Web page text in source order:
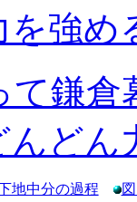
を強め
て鎌
んどん
地中分の過程